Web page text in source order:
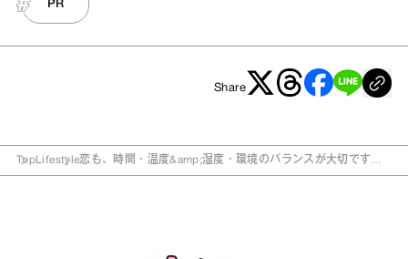
PR
Share
Top Lifestyle恋も、時間・温度&amp;湿度・環境のバランスが大切です。